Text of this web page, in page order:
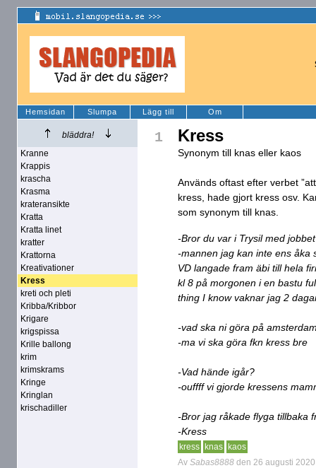
Hemsidan Slumpa Lägg till Om
bläddra!
Kranne
Krappis
krascha
Krasma
krateransikte
Kratta
Kratta linet
kratter
Krattorna
Kreativationer
Kress
kreti och pleti
Kribba/Kribbor
Krigare
krigspissa
Krille ballong
krim
krimskrams
Kringe
Kringlan
krischadiller
1 Kress
Synonym till knas eller kaos
Används oftast efter verbet
kress, hade gjort kress osv.
som synonym till knas.
-Bror du var i Trysil med
-mannen jag kan inte ens åka
VD langade fram äbi till hela
kl 8 på morgonen i en bastu
thing I know vaknar jag 2
-vad ska ni göra på
-ma vi ska göra fkn kress bre
-Vad hände igår?
-ouffff vi gjorde kressens
-Bror jag råkade flyga tillbaka
-Kress
kress knas
kaos
Av Sabas8888 den 26 augusti 2020